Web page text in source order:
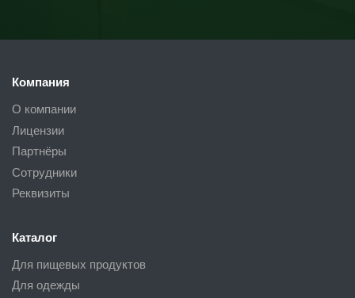
Компания
О компании
Лицензии
Партнёры
Сотрудники
Реквизиты
Каталог
Для пищевых продуктов
Для одежды